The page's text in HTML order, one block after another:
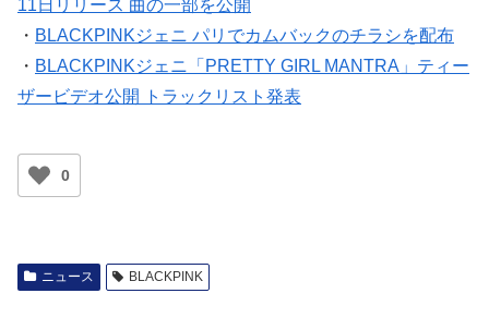
11日リリース 曲の一部を公開
・ BLACKPINKジェニ パリでカムバックのチラシを配布
・ BLACKPINKジェニ「PRETTY GIRL MANTRA」ティー
ザービデオ公開 トラックリスト発表
0
ニュース BLACKPINK